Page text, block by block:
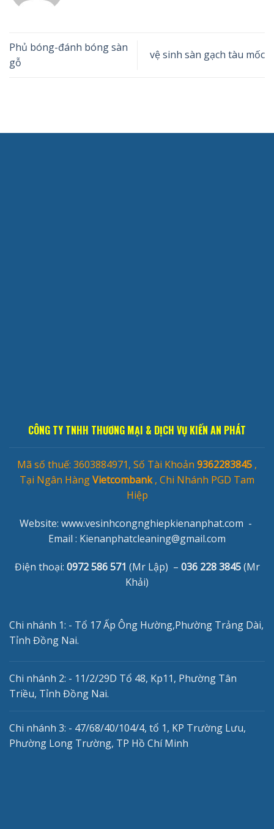
Phủ bóng-đánh bóng sàn
gỗ
vệ sinh sàn gạch tàu mốc
CÔNG TY TNHH THƯƠNG MẠI & DỊCH VỤ KIẾN AN PHÁT
Mã số thuế: 3603884971, Số Tài Khoản 9362283845 ,
Tại Ngân HàngVietcombank, Chi Nhánh PGD Tam
Hiệp
Website: www.vesinhcongnghiepkienanphat.com -
Email : Kienanphatcleaning@gmail.com
Điện thoại: 0972 586 571 (Mr Lập) – 036 228 3845(Mr
Khải)
Chi nhánh 1: - Tổ 17 Ấp Ông Hường,Phường Trảng Dài,
Tỉnh Đồng Nai.
Chi nhánh 2: - 11/2/29D Tổ 48, Kp11, Phường Tân
Triều, Tỉnh Đồng Nai.
Chi nhánh 3: - 47/68/40/104/4, tổ 1, KP Trường Lưu,
Phường Long Trường, TP Hồ Chí Minh